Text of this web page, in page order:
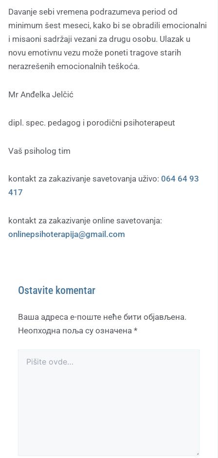
Davanje sebi vremena podrazumeva period od
minimum šest meseci, kako bi se obradili emocionalni
i misaoni sadržaji vezani za drugu osobu. Ulazak u
novu emotivnu vezu može poneti tragove starih
nerazrešenih emocionalnih teškoća.
Mr Anđelka Jelčić
dipl. spec. pedagog i porodični psihoterapeut
Vaš psiholog tim
kontakt za zakazivanje savetovanja uživo: 064 64 93
417
kontakt za zakazivanje online savetovanja:
onlinepsihoterapija@gmail.com
Ostavite komentar
Ваша адреса е-поште неће бити објављена.
Неопходна поља су означена *